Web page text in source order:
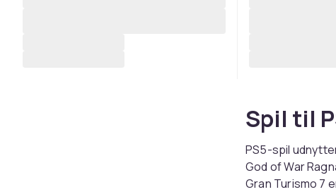
Spil til
PS5-spil
God of War
Gran Turismo 7